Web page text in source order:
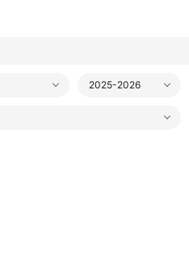
2025-2026